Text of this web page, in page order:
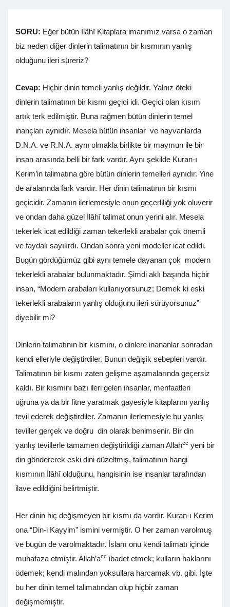
SORU: Eğer bütün İlâhî Kitaplara imanımız varsa o zaman
biz neden diğer dinlerin talimatının bir kısmının yanlış
olduğunu ileri süreriz?
Cevap: Hiçbir dinin temeli yanlış değildir. Yalnız öteki
dinlerin talimatının bir kısmı geçici idi. Geçici olan kısım
artık terk edilmiştir. Buna rağmen bütün dinlerin temel
inançları aynıdır. Mesela bütün insanlar ve hayvanlarda
D.N.A. ve R.N.A. aynı olmakla birlikte bir maymun ile bir
insan arasında belli bir fark vardır. Aynı şekilde Kuran-ı
Kerim’in talimatına göre bütün dinlerin temelleri aynıdır. Yine
de aralarında fark vardır. Her dinin talimatının bir kısmı
geçicidir. Zamanın ilerlemesiyle onun geçerliliği yok oluverir
ve ondan daha güzel İlâhî talimat onun yerini alır. Mesela
tekerlek icat edildiği zaman tekerlekli arabalar çok önemli
ve faydalı sayılırdı. Ondan sonra yeni modeller icat edildi.
Bugün gördüğümüz gibi aynı temele dayanan çok modern
tekerlekli arabalar bulunmaktadır. Şimdi aklı başında hiçbir
insan, “Modern arabaları kullanıyorsunuz; Demek ki eski
tekerlekli arabaların yanlış olduğunu ileri sürüyorsunuz”
diyebilir mi?
Dinlerin talimatının bir kısmını, o dinlere inananlar sonradan
kendi elleriyle değiştirdiler. Bunun değişik sebepleri vardır.
Talimatının bir kısmı zaten gelişme aşamalarında geçersiz
kaldı. Bir kısmını bazı ileri gelen insanlar, menfaatleri
uğruna ya da bir fitne yaratmak gayesiyle kitaplarını yanlış
tevil ederek değiştirdiler. Zamanın ilerlemesiyle bu yanlış
teviller gerçek ve doğru din olarak benimsenir. Bir din
yanlış tevillerle tamamen değiştirildiği zaman Allahcc yeni bir
din göndererek eski dini düzeltmiş, talimatının hangi
kısmının İlâhî olduğunu, hangisinin ise insanlar tarafından
ilave edildiğini belirtmiştir.
Her dinin hiç değişmeyen bir kısmı da vardır. Kuran-ı Kerim
ona “Din-i Kayyim” ismini vermiştir. O her zaman varolmuş
ve bugün de varolmaktadır. İslam onu kendi talimatı içinde
muhafaza etmiştir. Allah’acc ibadet etmek; kulların haklarını
ödemek; kendi malından yoksullara harcamak vb. gibi. İşte
bu her dinin temel talimatından olup hiçbir zaman
değişmemiştir.